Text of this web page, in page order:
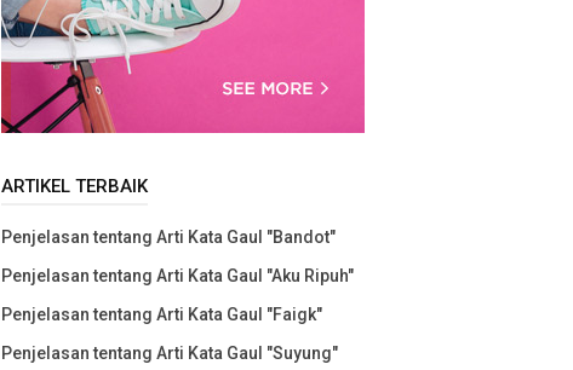
ARTIKEL TERBAIK
Penjelasan tentang Arti Kata Gaul "Bandot"
Penjelasan tentang Arti Kata Gaul "Aku Ripuh"
Penjelasan tentang Arti Kata Gaul "Faigk"
Penjelasan tentang Arti Kata Gaul "Suyung"